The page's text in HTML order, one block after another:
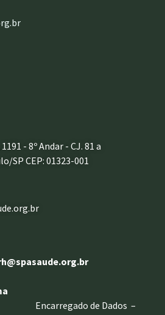
- 8º Andar - CJ. 81 a
SP CEP: 01323-001
Encarregado de Dados –